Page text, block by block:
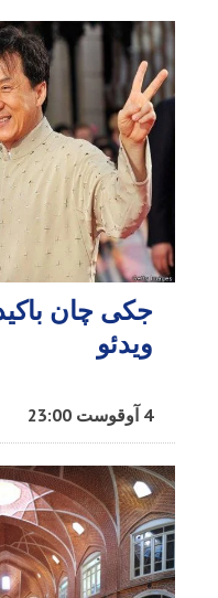
جکی چان
ویدئو
4 آوقوست 23:00